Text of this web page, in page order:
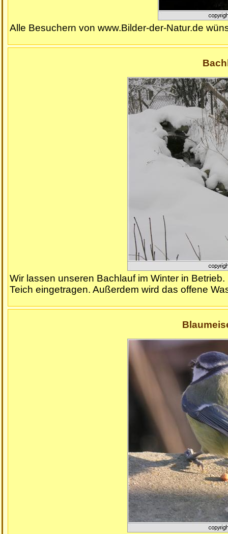
Alle Besuchern von www.Bilder-der-Natur.de
Wir lassen unseren Bachlauf im Winter in
Teich eingetragen. Außerdem wird das offene